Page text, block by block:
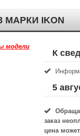
МАРКИ IKON
модели
К
5
заказ
цена